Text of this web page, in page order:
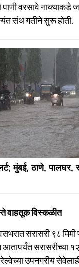
वरसावे नाक्याकडे
संथ गतीने सुरू होती.
मुंबई, ठाणे, पालघर,
वाहतूक विस्कळीत
सरासरी ९८ मिमी
आतापर्यंत सरासरीच्या
उपनगरीय